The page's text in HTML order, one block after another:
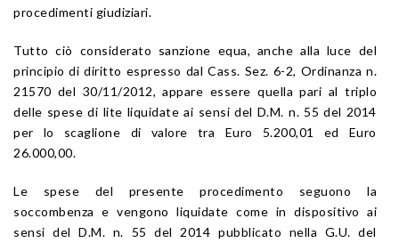
procedimenti giudiziari.
Tutto ciò considerato sanzione equa, anche alla luce del
principio di diritto espresso dal Cass. Sez. 6-2, Ordinanza n.
21570 del 30/11/2012, appare essere quella pari al triplo
delle spese di lite liquidate ai sensi del D.M. n. 55 del 2014
per lo scaglione di valore tra Euro 5.200,01 ed Euro
26.000,00.
Le spese del presente procedimento seguono la
soccombenza e vengono liquidate come in dispositivo ai
sensi del D.M. n. 55 del 2014 pubblicato nella G.U. del